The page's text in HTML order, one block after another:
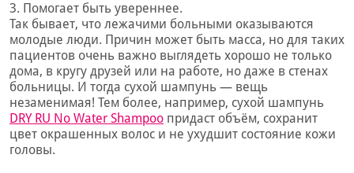
3. Помогает быть увереннее.
Так бывает, что лежачими больными оказываются
молодые люди. Причин может быть масса, но для таких
пациентов очень важно выглядеть хорошо не только
дома, в кругу друзей или на работе, но даже в стенах
больницы. И тогда сухой шампунь — вещь
незаменимая! Тем более, например, сухой шампунь
DRY RU No Water Shampoo придаст объём, сохранит
цвет окрашенных волос и не ухудшит состояние кожи
головы.